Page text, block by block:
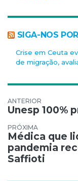
SIGA-NOS
Crise em Ceuta
de migração,
Unesp 100%
Médica que
pandemia
Saffioti